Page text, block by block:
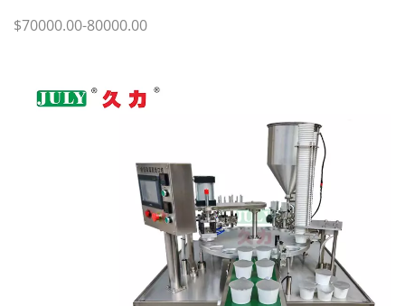
$70000.00-80000.00